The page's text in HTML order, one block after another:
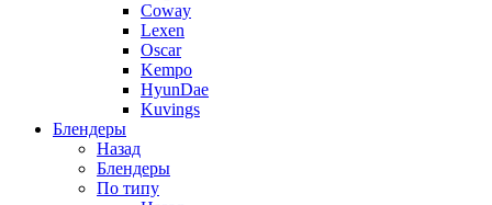
Coway
Lexen
Oscar
Kempo
HyunDae
Kuvings
Блендеры
Назад
Блендеры
По типу